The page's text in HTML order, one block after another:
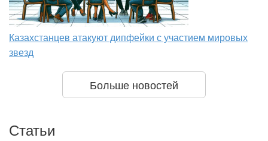
Казахстанцев атакуют дипфейки с участием мировых
звезд
Больше новостей
Статьи